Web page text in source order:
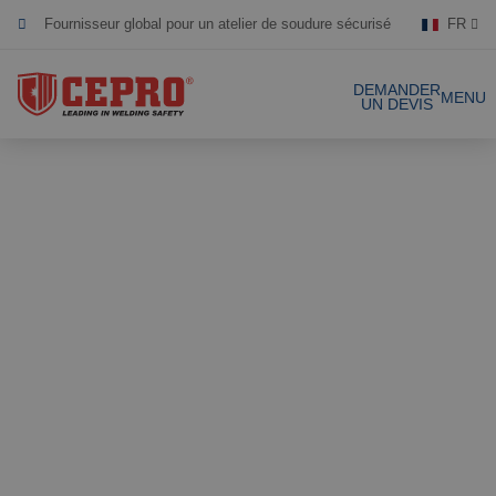
Produits certifiés
FR
DEMANDER
UN DEVIS MENU